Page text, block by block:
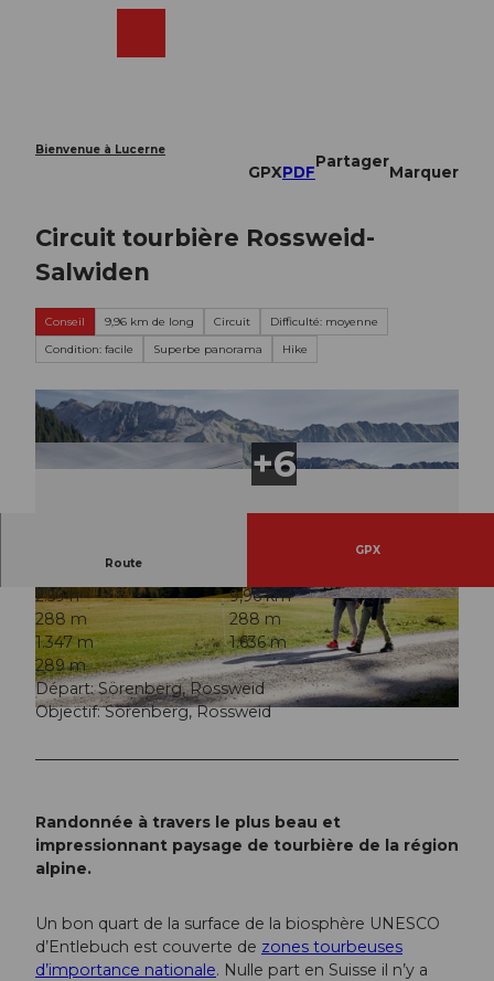
Bienvenue à Lucerne
GPXPDF
Partager
Marquer
Circuit tourbière Rossweid-
Salwiden
Conseil 9,96 km de long Circuit
Difficulté: moyenne
Condition: facile
Superbe panorama Hike
© Beat Brechbühl, UNESCO Biosphäre Entlebuch
© Beat Brechbühl, UNESCO Biosphäre Entlebu
ch
© Beat Brechbühl, UNESCO Biosphäre Entlebu
ch
Route
GPX
2:59 h
9,96 km
288 m
288 m
1.347 m
1.636 m
289 m
Départ: Sörenberg, Rossweid
Objectif: Sörenberg, Rossweid
Randonnée à travers le plus beau et
impressionnant paysage de tourbière de la région
alpine.
Un bon quart de la surface de la biosphère UNESCO
d’Entlebuch est couverte de zones tourbeuses
d’importance nationale. Nulle part en Suisse il n’y a